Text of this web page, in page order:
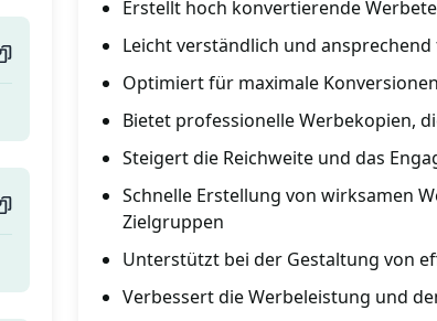
Erstellt hoch konvertierende
Leicht verständlich und
Optimiert für maximale
Bietet professionelle Werbekopien,
Steigert die Reichweite und das
Schnelle Erstellung von wirksamen
Zielgruppen
Unterstützt bei der Gestaltung von
Verbessert die Werbeleistung und